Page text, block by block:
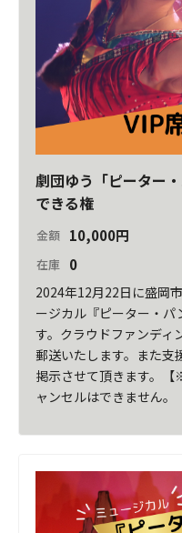
劇団ゆう「ピーター
できる権
金額 10,000円
在庫 0
2024年12月22日に盛岡
ージカル『ピーター・パ
す。クラウドファンディ
郵送いたします。また支
掲示させて頂きます。
ャンセルはできません。